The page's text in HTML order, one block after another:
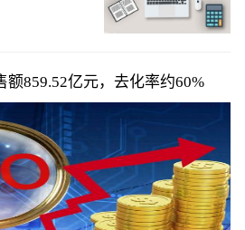
额859.52亿元，去化率约60%